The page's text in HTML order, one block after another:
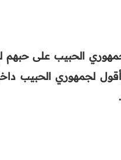
الحبيب على حبهم
لجمهوري الحبيب
.